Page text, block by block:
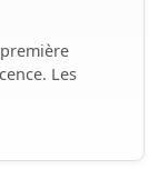
Les